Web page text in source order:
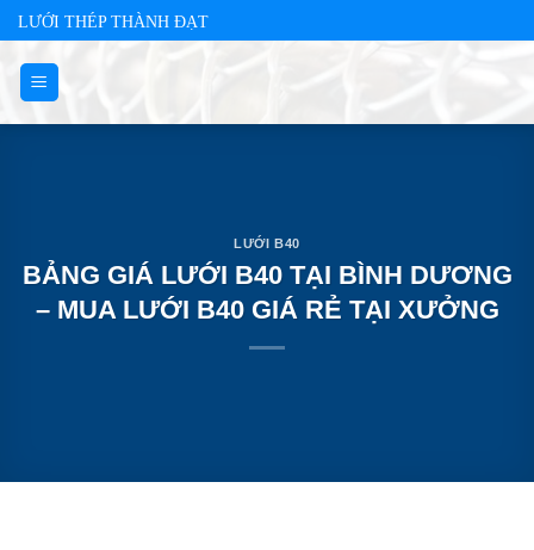
Skip
to
content
LƯỚI THÉP THÀNH ĐẠT
LƯỚI B40
BẢNG GIÁ LƯỚI B40 TẠI BÌNH DƯƠNG
– MUA LƯỚI B40 GIÁ RẺ TẠI XƯỞNG